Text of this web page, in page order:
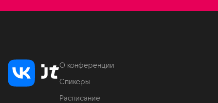
О конференции
Спикеры
Расписание